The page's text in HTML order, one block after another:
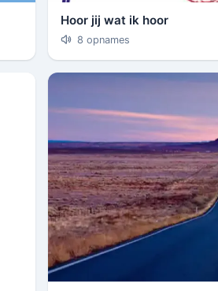
Hoor jij wat ik hoor
8 opnames